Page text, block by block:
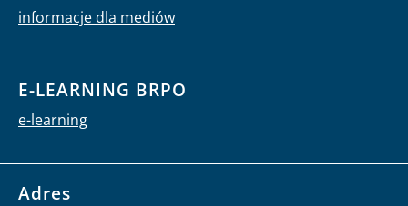
informacje dla mediów
E-LEARNING BRPO
e-learning
Adres